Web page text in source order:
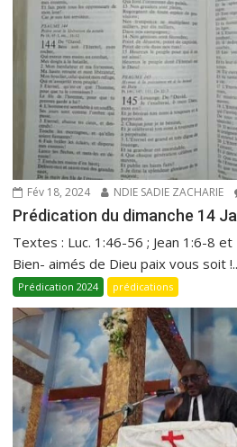
Fév 18, 2024 NDIE SADIE ZACHARIE
Prédication du dimanche 14
Textes : Luc. 1:46-56 ; Jean 1:6-8
Bien- aimés de Dieu paix vous soit
Prédication 2024 prédications